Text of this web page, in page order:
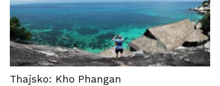
Thajsko: Kho Phangan